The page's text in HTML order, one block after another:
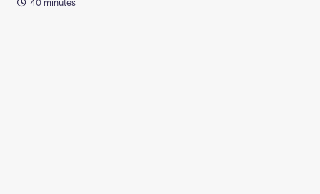
40 minutes